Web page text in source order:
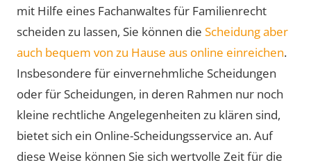
mit Hilfe eines Fachanwaltes für Familienrecht
scheiden zu lassen, Sie können die Scheidung aber
auch bequem von zu Hause aus online einreichen.
Insbesondere für einvernehmliche Scheidungen
oder für Scheidungen, in deren Rahmen nur noch
kleine rechtliche Angelegenheiten zu klären sind,
bietet sich ein Online-Scheidungsservice an. Auf
diese Weise können Sie sich wertvolle Zeit für die